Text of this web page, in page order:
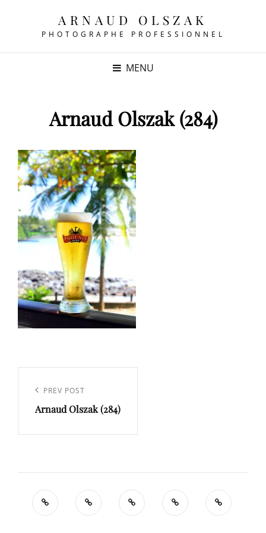
ARNAUD OLSZAK
PHOTOGRAPHE PROFESSIONNEL
MENU
Arnaud Olszak (284)
l’article
Previous
Post
PREV POST
Arnaud Olszak (284)